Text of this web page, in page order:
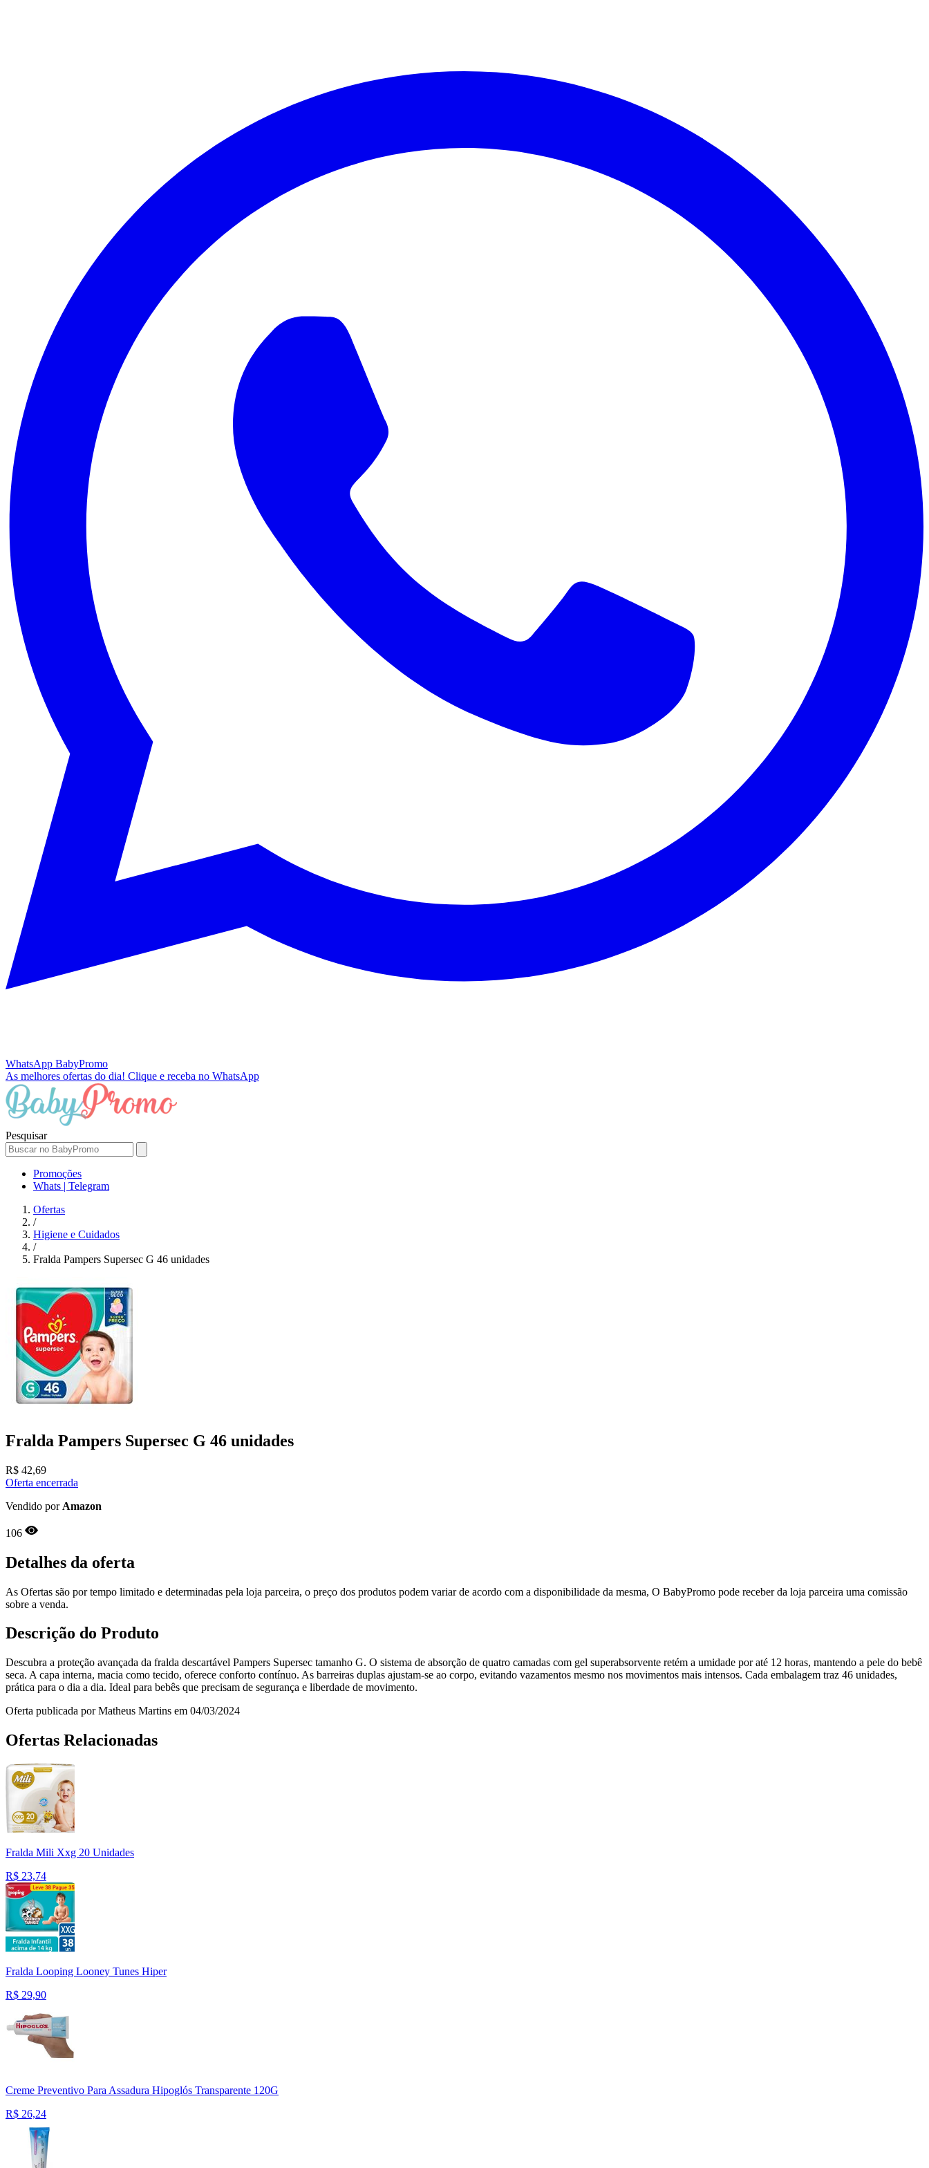
WhatsApp BabyPromo
As melhores ofertas do dia! Clique e receba no WhatsApp
Pesquisar
Promoções
Whats | Telegram
Ofertas
/
Higiene e Cuidados
/
Fralda Pampers Supersec G 46 unidades
Fralda Pampers Supersec G 46 unidades
R$ 42,69
Oferta encerrada
Vendido por Amazon
106
Detalhes da oferta
As Ofertas são por tempo limitado e determinadas pela loja parceira, o preço dos produtos podem variar de acordo com a disponibilidade da mesma, O BabyPromo pode receber da loja parceira uma comissão
sobre a venda.
Descrição do Produto
Descubra a proteção avançada da fralda descartável Pampers Supersec tamanho G. O sistema de absorção de quatro camadas com gel superabsorvente retém a umidade por até 12 horas, mantendo a pele do bebê
seca. A capa interna, macia como tecido, oferece conforto contínuo. As barreiras duplas ajustam‑se ao corpo, evitando vazamentos mesmo nos movimentos mais intensos. Cada embalagem traz 46 unidades,
prática para o dia a dia. Ideal para bebês que precisam de segurança e liberdade de movimento.
Oferta publicada por Matheus Martins em 04/03/2024
Ofertas Relacionadas
Fralda Mili Xxg 20 Unidades
R$ 23,74
Fralda Looping Looney Tunes Hiper
R$ 29,90
Creme Preventivo Para Assadura Hipoglós Transparente 120G
R$ 26,24